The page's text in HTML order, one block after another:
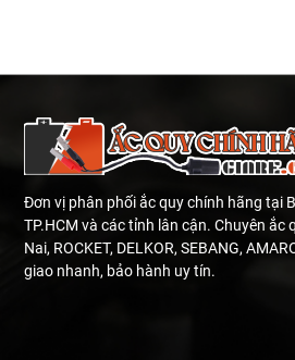
Đơn vị phân phối ắc quy chính hãng tại
TP.HCM và các tỉnh lân cận. Chuyên ắc
Nai, ROCKET, DELKOR, SEBANG,
giao nhanh, bảo hành uy tín.